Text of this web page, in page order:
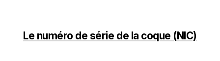
Le numéro de série de la coque (NIC)